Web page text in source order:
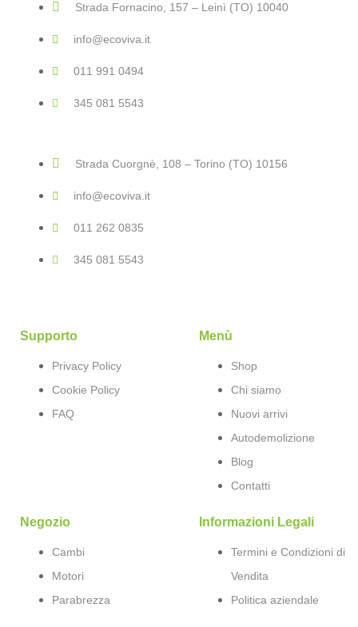
Strada Fornacino, 157 – Leinì (TO) 10040
info@ecoviva.it
011 991 0494
345 081 5543
Strada Cuorgnè, 108 – Torino (TO) 10156
info@ecoviva.it
011 262 0835
345 081 5543
Supporto
Privacy Policy
Cookie Policy
FAQ
Menù
Shop
Chi siamo
Nuovi arrivi
Autodemolizione
Blog
Contatti
Negozio
Cambi
Motori
Parabrezza
Informazioni Legali
Termini e Condizioni di
Vendita
Politica aziendale